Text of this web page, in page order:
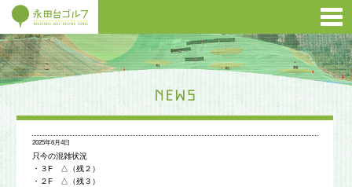
2025年6月4日
只今の混雑状況
・３F △（残２）
・２F △（残３）